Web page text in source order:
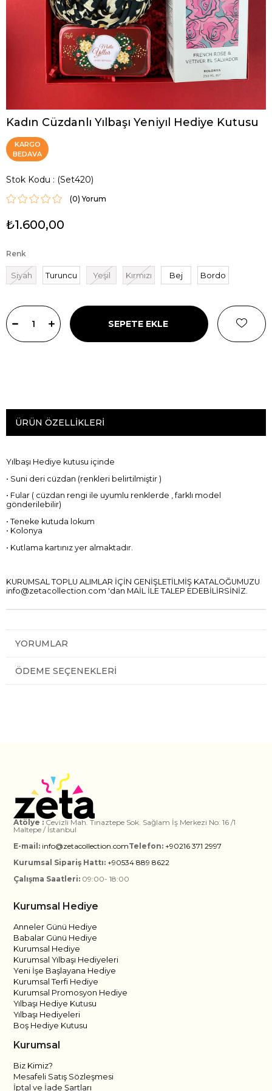
Kadın Cüzdanlı Yılbaşı Yeniyıl Hediye Kutusu
KARGO
BEDAVA
Stok Kodu (Set420)
(0)
₺1.600,00
Renk
Siyah Turuncu Yeşil Kırmızı Bej Bordo
ÜRÜN ÖZELLIKLERI
Yılbaşı Hediye kutusu içinde
• Suni deri cüzdan (renkleri belirtilmiştir )
• Fular ( cüzdan rengi ile uyumlu renklerde , farklı model
gönderilebilir)
• Teneke kutuda lokum
• Kolonya
• Kutlama kartınız yer almaktadır.
KURUMSAL TOPLU ALIMLAR İÇİN GENİŞLETİLMİŞ KATALOĞUMUZU
info@zetacollection.com 'dan MAİL İLE TALEP EDEBİLİRSİNİZ.
YORUMLAR
ÖDEME SEÇENEKLERI
Atölye : Cevizli Mah. Tınaztepe Sok. Sağlam İş Merkezi No: 16 /1
Maltepe / İstanbul
E-mail: info@zetacollection.comTelefon: +90216 371 2997
Kurumsal Sipariş Hattı: +90534 889 8622
Çalışma Saatleri: 09:00- 18:00
Kurumsal Hediye
Anneler Günü Hediye
Babalar Günü Hediye
Kurumsal Hediye
Kurumsal Yılbaşı Hediyeleri
Yeni İşe Başlayana Hediye
Kurumsal Terfi Hediye
Kurumsal Promosyon Hediye
Yılbaşı Hediye Kutusu
Yılbaşı Hediyeleri
Boş Hediye Kutusu
Kurumsal
Biz Kimiz?
Mesafeli Satış Sözleşmesi
İptal ve İade Şartları